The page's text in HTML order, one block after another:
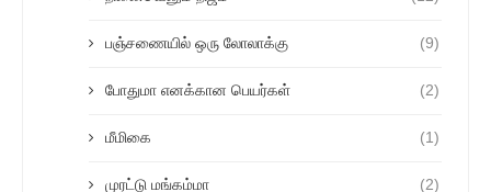
பஞ்சணையில் ஒரு லோலாக்கு (9)
போதுமா எனக்கான பெயர்கள் (2)
மீமிகை (1)
முரட்டு மங்கம்மா (2)